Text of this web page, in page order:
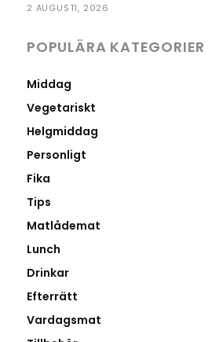
2 AUGUSTI, 2026
POPULÄRA KATEGORIER
Middag
Vegetariskt
Helgmiddag
Personligt
Fika
Tips
Matlådemat
Lunch
Drinkar
Efterrätt
Vardagsmat